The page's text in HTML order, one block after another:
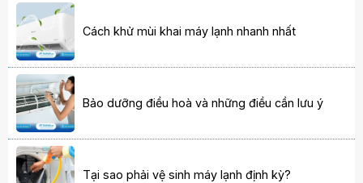
Cách khử mùi khai máy lạnh nhanh nhất
Bảo dưỡng điều hoà và những điều cần lưu ý
Tại sao phải vệ sinh máy lạnh định kỳ?